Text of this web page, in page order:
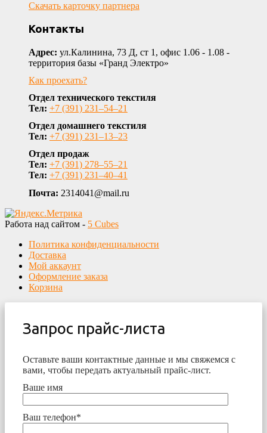
Скачать карточку партнера
Контакты
Адрес: ул.Калинина, 73 Д, ст 1, офис 1.06 - 1.08 -
территория базы «Гранд Электро»
Как проехать?
Отдел технического текстиля
Тел: +7 (391) 231‒54‒21
Отдел домашнего текстиля
Тел: +7 (391) 231‒13‒23
Отдел продаж
Тел: +7 (391) 278‒55‒21
Тел: +7 (391) 231‒40‒41
Почта: 2314041@mail.ru
Работа над сайтом - 5 Cubes
Политика конфиденциальности
Доставка
Мой аккаунт
Оформление заказа
Корзина
Запрос прайс-листа
Оставьте ваши контактные данные и мы свяжемся с
вами, чтобы передать актуальный прайс-лист.
Ваше имя
Ваш телефон*